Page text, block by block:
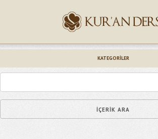
KATEGORILER
Epostanız (*)